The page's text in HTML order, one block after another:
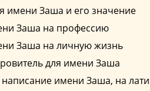
имени Заша и его значение
Заша на профессию
Заша на личную жизнь
для имени Заша
имени Заша, на